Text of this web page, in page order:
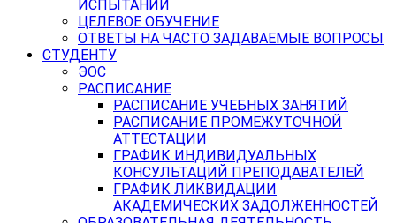
ИСПЫТАНИЙ
ЦЕЛЕВОЕ ОБУЧЕНИЕ
ОТВЕТЫ НА ЧАСТО ЗАДАВАЕМЫЕ ВОПРОСЫ
СТУДЕНТУ
ЭОС
РАСПИСАНИЕ
РАСПИСАНИЕ УЧЕБНЫХ ЗАНЯТИЙ
РАСПИСАНИЕ ПРОМЕЖУТОЧНОЙ
АТТЕСТАЦИИ
ГРАФИК ИНДИВИДУАЛЬНЫХ
КОНСУЛЬТАЦИЙ ПРЕПОДАВАТЕЛЕЙ
ГРАФИК ЛИКВИДАЦИИ
АКАДЕМИЧЕСКИХ ЗАДОЛЖЕННОСТЕЙ